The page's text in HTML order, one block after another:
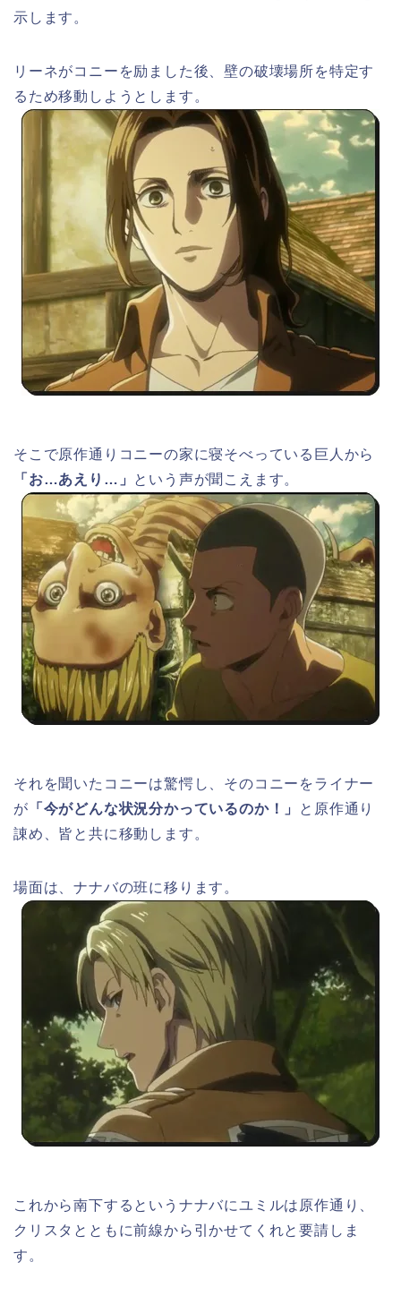
示します。
リーネがコニーを励ました後、壁の破壊場所を特定す
るため移動しようとします。
そこで原作通りコニーの家に寝そべっている巨人から
「お…あえり…」 という声が聞こえます。
それを聞いたコニーは驚愕し、そのコニーをライナー
が 「今がどんな状況分かっているのか！」
と原作通り
諌め、皆と共に移動します。
場面は、ナナバの班に移ります。
これから南下するというナナバにユミルは原作通り、
クリスタとともに前線から引かせてくれと要請しま
す。